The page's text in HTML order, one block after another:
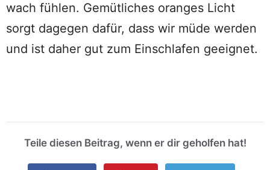
wach fühlen. Gemütliches oranges Licht
sorgt dagegen dafür, dass wir müde werden
und ist daher gut zum Einschlafen geeignet.
Teile diesen Beitrag, wenn er dir geholfen hat!